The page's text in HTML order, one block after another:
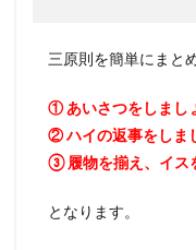
三原則を簡単にまと
① あいさつをしまし
② ハイの返事をしま
③ 履物を揃え、イス
となります。